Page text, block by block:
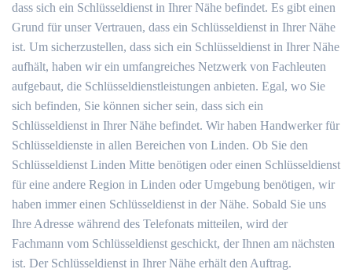
dass sich ein Schlüsseldienst in Ihrer Nähe befindet. Es gibt einen
Grund für unser Vertrauen, dass ein Schlüsseldienst in Ihrer Nähe
ist. Um sicherzustellen, dass sich ein Schlüsseldienst in Ihrer Nähe
aufhält, haben wir ein umfangreiches Netzwerk von Fachleuten
aufgebaut, die Schlüsseldienstleistungen anbieten. Egal, wo Sie
sich befinden, Sie können sicher sein, dass sich ein
Schlüsseldienst in Ihrer Nähe befindet. Wir haben Handwerker für
Schlüsseldienste in allen Bereichen von Linden. Ob Sie den
Schlüsseldienst Linden Mitte benötigen oder einen Schlüsseldienst
für eine andere Region in Linden oder Umgebung benötigen, wir
haben immer einen Schlüsseldienst in der Nähe. Sobald Sie uns
Ihre Adresse während des Telefonats mitteilen, wird der
Fachmann vom Schlüsseldienst geschickt, der Ihnen am nächsten
ist. Der Schlüsseldienst in Ihrer Nähe erhält den Auftrag.